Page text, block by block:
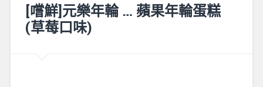
[嚐鮮]元樂年輪 … 蘋果年輪蛋糕
(草莓口味)